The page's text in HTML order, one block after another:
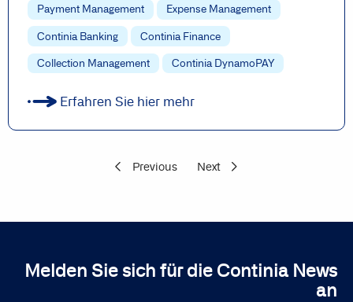
Payment Management Expense Management
Continia Banking Continia Finance
Collection Management Continia DynamoPAY
Erfahren Sie hier mehr
Previous Next
Melden Sie sich für die Continia News
an